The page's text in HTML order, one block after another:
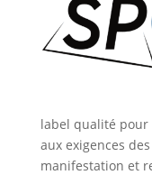
label qualité
aux exigences
manifestation et